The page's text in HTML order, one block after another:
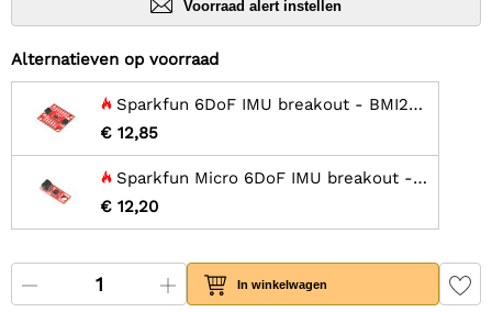
Voorraad alert instellen
Alternatieven op voorraad
Sparkfun 6DoF IMU breakout - BMI270 (Qwiic)
€ 12,85
Sparkfun Micro 6DoF IMU breakout - BMI270 (Qwiic)
€ 12,20
In winkelwagen